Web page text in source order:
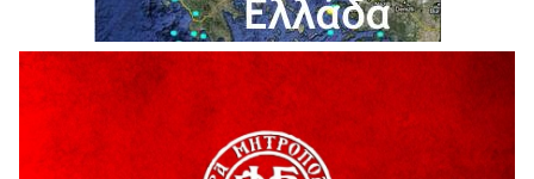
6 Αυγούστου 2026
H παραδοχή λαθών είναι (και) δύναμη
5 Αυγούστου 2026
Ο ΑΝΔΡΕΑΣ ΑΣΛΑΝΙΔΗΣ ΣΥΝΕΧΙΖΕΙ ΣΤΟΝ ΠΡΩΤΕΑ
ΓΡΕΒΕΝΩΝ